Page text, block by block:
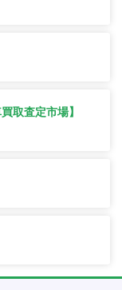
取査定市場】